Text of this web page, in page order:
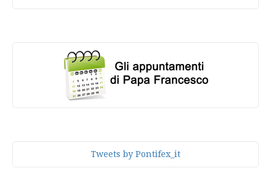
Tweets by Pontifex_it